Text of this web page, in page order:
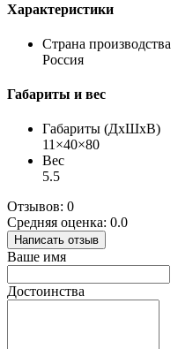
Характеристики
Страна производства
Россия
Габариты и вес
Габариты (ДхШхВ)
11×40×80
Вес
5.5
Отзывов: 0
Средняя оценка: 0.0
Написать отзыв
Ваше имя
Достоинства